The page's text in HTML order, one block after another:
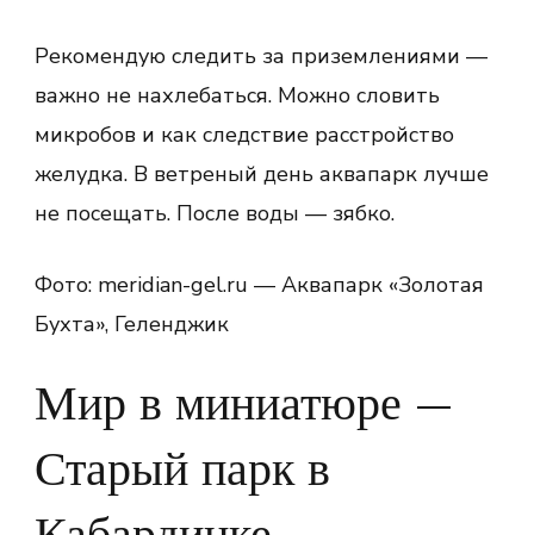
Рекомендую следить за приземлениями —
важно не нахлебаться. Можно словить
микробов и как следствие расстройство
желудка. В ветреный день аквапарк лучше
не посещать. После воды — зябко.
Фото: meridian-gel.ru — Аквапарк «Золотая
Бухта», Геленджик
Мир в миниатюре —
Старый парк в